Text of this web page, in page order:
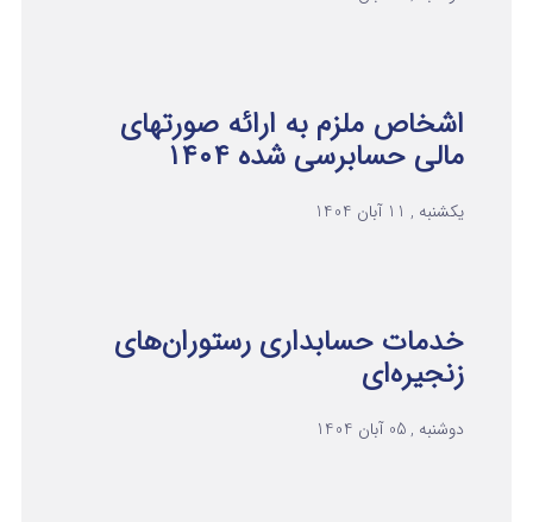
اشخاص ملزم به ارائه صورتهای
مالی حسابرسی شده ۱۴۰۴
یکشنبه , 11 آبان 1404
خدمات حسابداری رستوران‌های
زنجیره‌ای
دوشنبه , 05 آبان 1404